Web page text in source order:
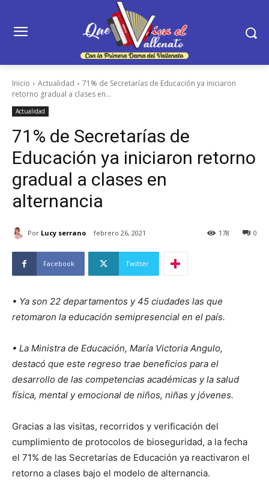
Inicio Actualidad
71% de Secretarías de Educación ya iniciaron
retorno gradual a clases en...
Actualidad
71% de Secretarías de
Educación ya iniciaron retorno
gradual a clases en
alternancia
Por Lucy serrano febrero 26, 2021 0
178
Facebook Twitter
• Ya son 22 departamentos y 45 ciudades las que
retomaron la educación semipresencial en el país.
• La Ministra de Educación, María Victoria Angulo,
destacó que este regreso trae beneficios para el
desarrollo de las competencias académicas y la salud
física, mental y emocional de niños, niñas y jóvenes.
Gracias a las visitas, recorridos y verificación del
cumplimiento de protocolos de bioseguridad, a la fecha
el 71% de las Secretarías de Educación ya reactivaron el
retorno a clases bajo el modelo de alternancia.